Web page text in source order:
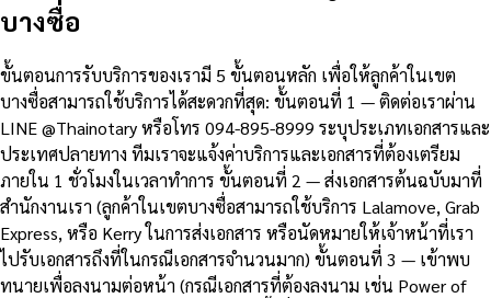
บางซื่อ
ขั้นตอนการรับบริการของเรามี 5 ขั้นตอนหลัก เพื่อให้ลูกค้าในเขต
บางซื่อสามารถใช้บริการได้สะดวกที่สุด: ขั้นตอนที่ 1 — ติดต่อเราผ่าน
LINE @Thainotary หรือโทร 094-895-8999 ระบุประเภทเอกสารและ
ประเทศปลายทาง ทีมเราจะแจ้งค่าบริการและเอกสารที่ต้องเตรียม
ภายใน 1 ชั่วโมงในเวลาทำการ ขั้นตอนที่ 2 — ส่งเอกสารต้นฉบับมาที่
สำนักงานเรา (ลูกค้าในเขตบางซื่อสามารถใช้บริการ Lalamove, Grab
Express, หรือ Kerry ในการส่งเอกสาร หรือนัดหมายให้เจ้าหน้าที่เรา
ไปรับเอกสารถึงที่ในกรณีเอกสารจำนวนมาก) ขั้นตอนที่ 3 — เข้าพบ
ทนายเพื่อลงนามต่อหน้า (กรณีเอกสารที่ต้องลงนาม เช่น Power of